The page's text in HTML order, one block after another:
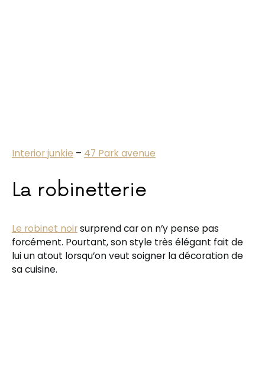
Interior junkie – 47 Park avenue
La robinetterie
Le robinet noirsurprend car on n’y pense pas
forcément. Pourtant, son style très élégant fait de
lui un atout lorsqu’on veut soigner la décoration de
sa cuisine.